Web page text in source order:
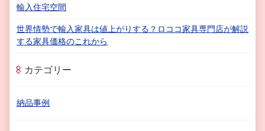
輸入住宅空間
世界情勢で輸入家具は値上がりする？ロココ家具専門店が解説
する家具価格のこれから
カテゴリー
納品事例